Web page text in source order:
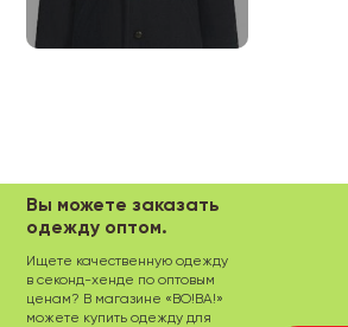
Вы можете заказать
одежду оптом.
Ищете качественную одежду
в секонд-хенде по оптовым
ценам? В магазине «ВО!ВА!»
можете купить одежду для